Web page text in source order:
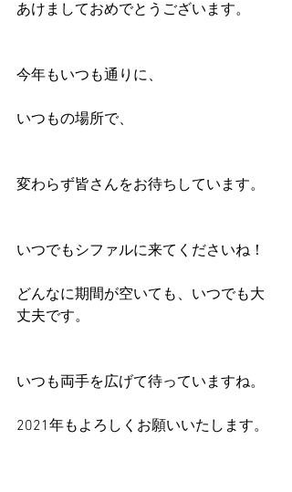
あけましておめでとうございます。
今年もいつも通りに、
いつもの場所で、
変わらず皆さんをお待ちしています。
いつでもシファルに来てくださいね！
どんなに期間が空いても、いつでも大
丈夫です。
いつも両手を広げて待っていますね。
2021年もよろしくお願いいたします。